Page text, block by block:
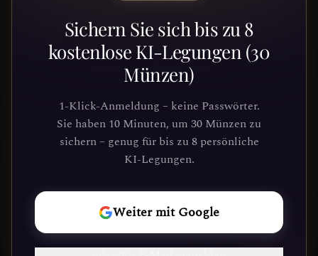
Sichern Sie sich bis zu 8
kostenlose KI-Legungen (30
Münzen)
1-Klick-Anmeldung – keine Passwörter.
Sie haben 10 Minuten, um 30 Münzen zu
sichern – genug für bis zu 8 persönliche
KI-Legungen.
Weiter mit Google
Bereit, deinen Weg zu
entdecken?
Schließe dich Tausenden von
Suchenden an, die Klarheit und
Führung durch unsere Plattform
gefunden haben. Deine kosmische Reise
wartet.
REISE
BEGINNEN